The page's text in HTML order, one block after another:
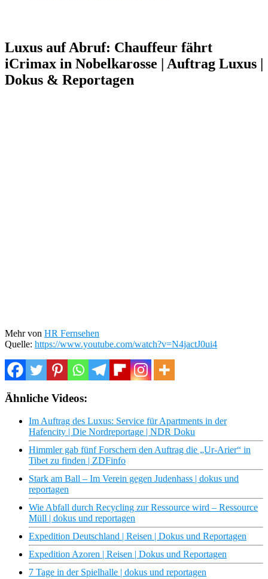
Luxus auf Abruf: Chauffeur fährt
iCrimax in Nobelkarosse | Auftrag Luxus |
Dokus & Reportagen
Mehr von HR Fernsehen
Quelle: https://www.youtube.com/watch?v=N4jactJ0ui4
Ähnliche Videos:
Im Auftrag des Luxus: Service für Apartments in der
Hafencity | Die Nordreportage | NDR Doku
Himmler gab fünf Forschern den Auftrag die „Ur-Arier“ in
Tibet zu finden | ZDFinfo
Stark am Ball – Im Verein gegen Judenhass | dokus und
reportagen
Wie Abfall durch Recycling zur Ressource wird – Ressource
Müll | dokus und reportagen
Expedition Deutschland | Reisen | Dokus und Reportagen
Expedition Azoren | Reisen | Dokus und Reportagen
7 Tage in der Spielhalle | dokus und reportagen